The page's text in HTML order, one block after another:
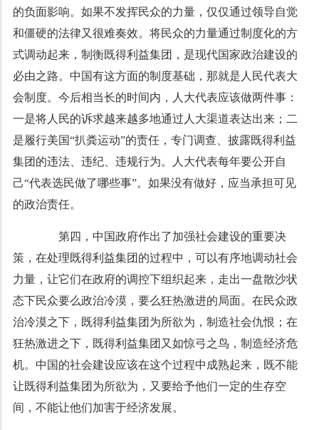
的负面影响。如果不发挥民众的力量，仅仅通过领导自觉
和僵硬的法律又很难奏效。将民众的力量通过制度化的方
式调动起来，制衡既得利益集团，是现代国家政治建设的
必由之路。中国有这方面的制度基础，那就是人民代表大
会制度。今后相当长的时间内，人大代表应该做两件事：
一是将人民的诉求越来越多地通过人大渠道表达出来；二
是履行美国“扒粪运动”的责任，专门调查、披露既得利益
集团的违法、违纪、违规行为。人大代表每年要公开自
己“代表选民做了哪些事”。如果没有做好，应当承担可见
的政治责任。
第四，中国政府作出了加强社会建设的重要决
策，在处理既得利益集团的过程中，可以有序地调动社会
力量，让它们在政府的调控下组织起来，走出一盘散沙状
态下民众要么政治冷漠，要么狂热激进的局面。在民众政
治冷漠之下，既得利益集团为所欲为，制造社会仇恨；在
狂热激进之下，既得利益集团又如惊弓之鸟，制造经济危
机。中国的社会建设应该在这个过程中成熟起来，既不能
让既得利益集团为所欲为，又要给予他们一定的生存空
间，不能让他们加害于经济发展。